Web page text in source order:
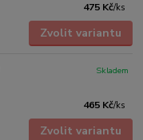
475 Kč/ks
Zvolit variantu
465 Kč/ks
Skladem
Zvolit variantu